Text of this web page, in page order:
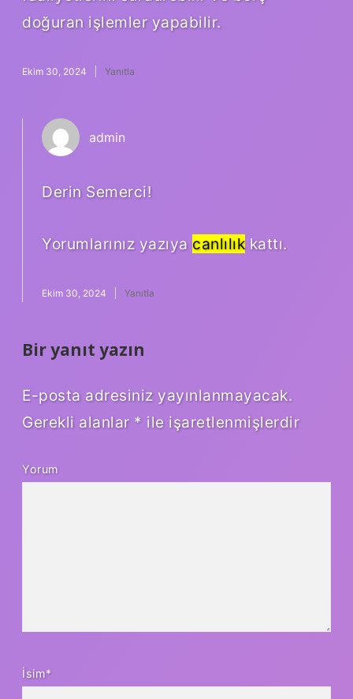
doğuran işlemler yapabilir.
Ekim 30, 2024 Yanıtla
admin
Derin Semerci!
Yorumlarınız yazıya canlılıkkattı.
Ekim 30, 2024 Yanıtla
Bir yanıt yazın
E-posta adresiniz yayınlanmayacak.
Gerekli alanlar * ile işaretlenmişlerdir
Yorum
İsim*